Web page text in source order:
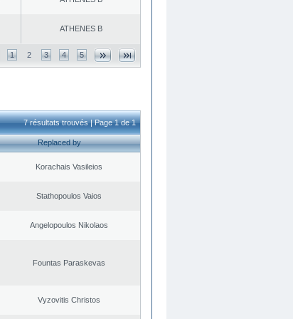
ATHENES Β
1 2 3 4 5
7 résultats trouvés | Page 1 de 1
Replaced by
Korachais Vasileios
Stathopoulos Vaios
Angelopoulos Nikolaos
Fountas Paraskevas
Vyzovitis Christos